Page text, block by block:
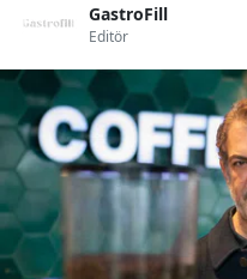
GastroFill
Editör